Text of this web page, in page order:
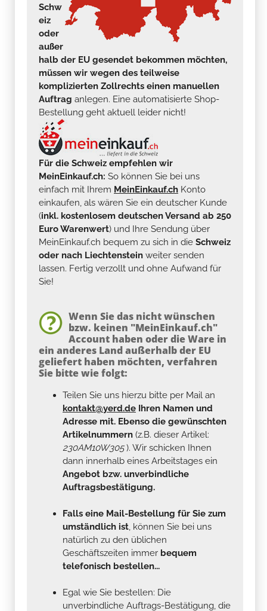
Schw
eiz
oder
außer
halb der EU gesendet bekommen möchten,
müssen wir wegen des teilweise
komplizierten Zollrechts einen manuellen
Auftrag anlegen. Eine automatisierte Shop-
Bestellung geht aktuell leider nicht!
Für die Schweiz empfehlen wir
MeinEinkauf.ch: So können Sie bei uns
einfach mit Ihrem MeinEinkauf.ch Konto
einkaufen, als wären Sie ein deutscher Kunde
(inkl. kostenlosem deutschen Versand ab 250
Euro Warenwert) und Ihre Sendung über
MeinEinkauf.ch bequem zu sich in die Schweiz
oder nach Liechtenstein weiter senden
lassen. Fertig verzollt und ohne Aufwand für
Sie!
Wenn Sie das nicht wünschen
bzw. keinen "MeinEinkauf.ch"
Account haben oder die Ware in
ein anderes Land außerhalb der EU
geliefert haben möchten, verfahren
Sie bitte wie folgt:
Teilen Sie uns hierzu bitte per Mail an
kontakt@yerd.de Ihren Namen und
Adresse mit. Ebenso die gewünschten
Artikelnummern (z.B. dieser Artikel:
230AM10W305). Wir schicken Ihnen
dann innerhalb eines Arbeitstages ein
Angebot bzw. unverbindliche
Auftragsbestätigung.
Falls eine Mail-Bestellung für Sie zum
umständlich ist, können Sie bei uns
natürlich zu den üblichen
Geschäftszeiten immer bequem
telefonisch bestellen...
Egal wie Sie bestellen: Die
unverbindliche Auftrags-Bestätigung, die